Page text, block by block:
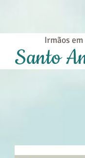
Irmãos em
Santo